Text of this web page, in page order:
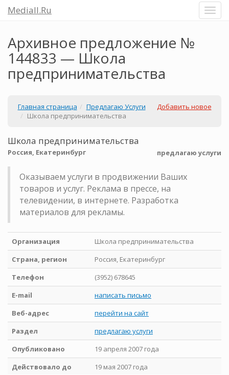
Mediall.Ru
Архивное предложение №
144833 — Школа
предпринимательства
Добавить новое
Главная страница
Предлагаю Услуги
Школа предпринимательства
Школа предпринимательства
предлагаю услуги
Россия, Екатеринбург
Оказываем услуги в продвижении Ваших
товаров и услуг. Реклама в прессе, на
телевидении, в интернете. Разработка
материалов для рекламы.
Организация
Школа предпринимательства
Страна, регион
Россия, Екатеринбург
Телефон
(3952) 678645
E-mail
написать письмо
Веб-адрес
перейти на сайт
Раздел
предлагаю услуги
Опубликовано
19 апреля 2007 года
Действовало до
19 мая 2007 года